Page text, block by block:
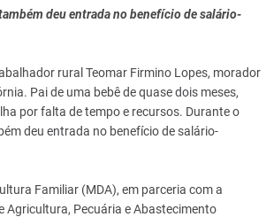
deu entrada no benefício de salário-
rural Teomar Firmino Lopes, morador
Pai de uma bebê de quase dois meses,
por falta de tempo e recursos. Durante o
deu entrada no benefício de salário-
Familiar (MDA), em parceria com a
Agricultura, Pecuária e Abastecimento